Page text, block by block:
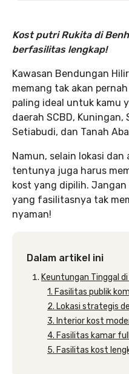
Kost putri Rukita di
berfasilitas lengkap!
Kawasan Bendungan
memang tak akan
paling ideal untuk kamu
daerah SCBD, Kuningan,
Setiabudi, dan Tanah
Namun, selain lokasi
tentunya juga harus
kost yang dipilih.
yang fasilitasnya tak
nyaman!
Dalam artikel ini
Keuntungan Tinggal
1. Fasilitas publik
2. Lokasi strategis
3. Interior kost
4. Fasilitas kamar
5. Fasilitas kost